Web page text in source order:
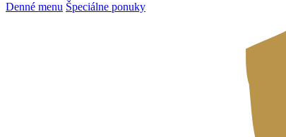
Denné menu Špeciálne ponuky